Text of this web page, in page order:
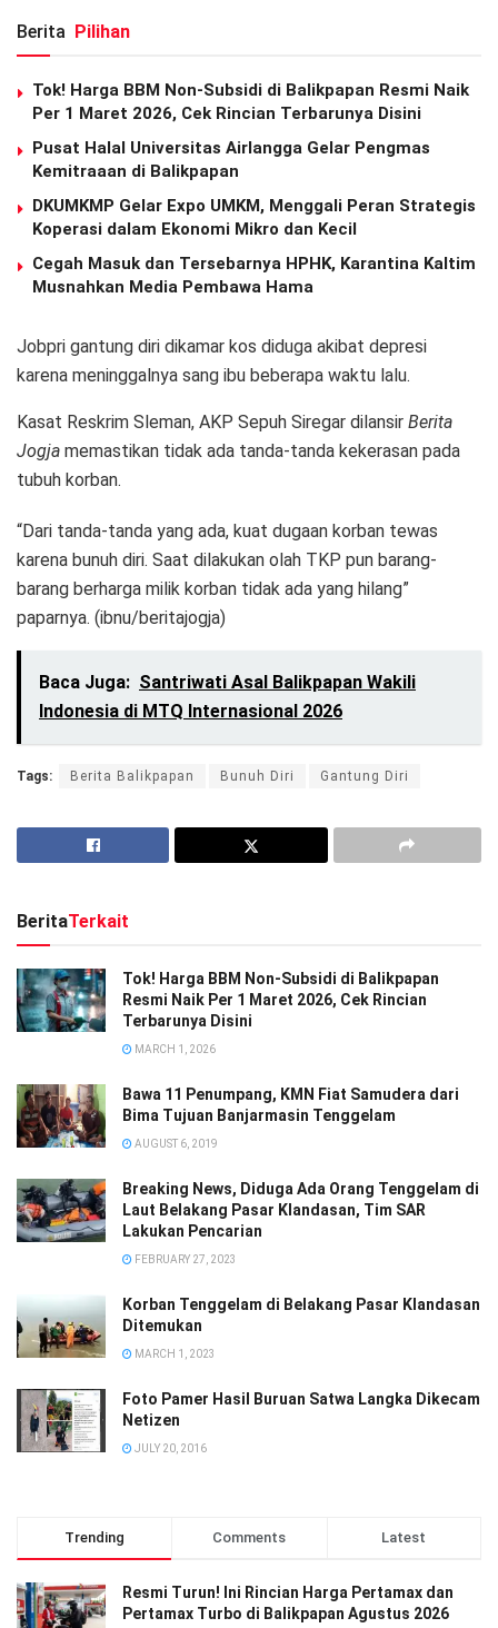
Berita Pilihan
Tok! Harga BBM Non-Subsidi di Balikpapan Resmi Naik
Per 1 Maret 2026, Cek Rincian Terbarunya Disini
Pusat Halal Universitas Airlangga Gelar Pengmas
Kemitraaan di Balikpapan
DKUMKMP Gelar Expo UMKM, Menggali Peran Strategis
Koperasi dalam Ekonomi Mikro dan Kecil
Cegah Masuk dan Tersebarnya HPHK, Karantina Kaltim
Musnahkan Media Pembawa Hama
Jobpri gantung diri dikamar kos diduga akibat depresi
karena meninggalnya sang ibu beberapa waktu lalu.
Kasat Reskrim Sleman, AKP Sepuh Siregar dilansir Berita
Jogja memastikan tidak ada tanda-tanda kekerasan pada
tubuh korban.
“Dari tanda-tanda yang ada, kuat dugaan korban tewas
karena bunuh diri. Saat dilakukan olah TKP pun barang-
barang berharga milik korban tidak ada yang hilang”
paparnya. (ibnu/beritajogja)
Baca Juga: Santriwati Asal Balikpapan Wakili
Indonesia di MTQ Internasional 2026
Tags: Berita Balikpapan Bunuh Diri Gantung Diri
BeritaTerkait
Tok! Harga BBM Non-Subsidi di Balikpapan
Resmi Naik Per 1 Maret 2026, Cek Rincian
Terbarunya Disini
MARCH 1, 2026
Bawa 11 Penumpang, KMN Fiat Samudera dari
Bima Tujuan Banjarmasin Tenggelam
AUGUST 6, 2019
Breaking News, Diduga Ada Orang Tenggelam di
Laut Belakang Pasar Klandasan, Tim SAR
Lakukan Pencarian
FEBRUARY 27, 2023
Korban Tenggelam di Belakang Pasar Klandasan
Ditemukan
MARCH 1, 2023
Foto Pamer Hasil Buruan Satwa Langka Dikecam
Netizen
JULY 20, 2016
Trending Comments Latest
Resmi Turun! Ini Rincian Harga Pertamax dan
Pertamax Turbo di Balikpapan Agustus 2026